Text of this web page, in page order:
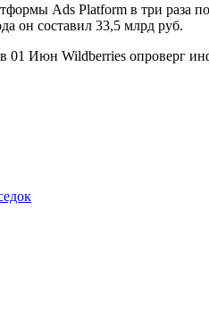
Ads Platform в три раза
он составил 33,5 млрд руб.
Июн Wildberries опроверг